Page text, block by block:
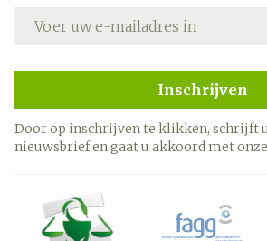
Inschrijven
Door op inschrijven te klikken, schrijft
nieuwsbrief en gaat u akkoord met onze